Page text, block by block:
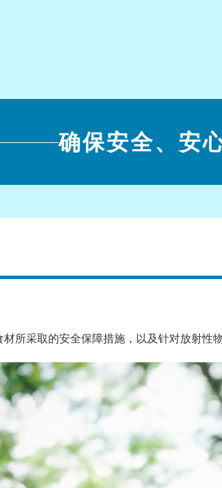
确保安全、安
所采取的安全保障措施，以及针对放射性